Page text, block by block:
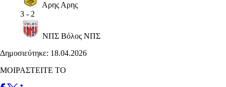
Αρης Αρης
3 - 2
ΝΠΣ Βόλος ΝΠΣ
Δημοσιεύτηκε: 18.04.2026
ΜΟΙΡΑΣΤΕΙΤΕ ΤΟ